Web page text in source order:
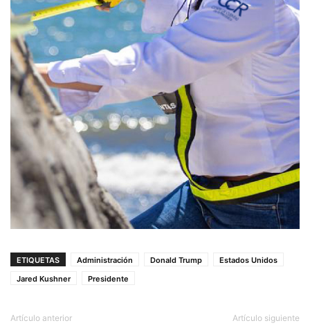
ETIQUETAS Administración Donald Trump
Estados Unidos
Jared Kushner
Presidente
Artículo anterior Artículo siguiente